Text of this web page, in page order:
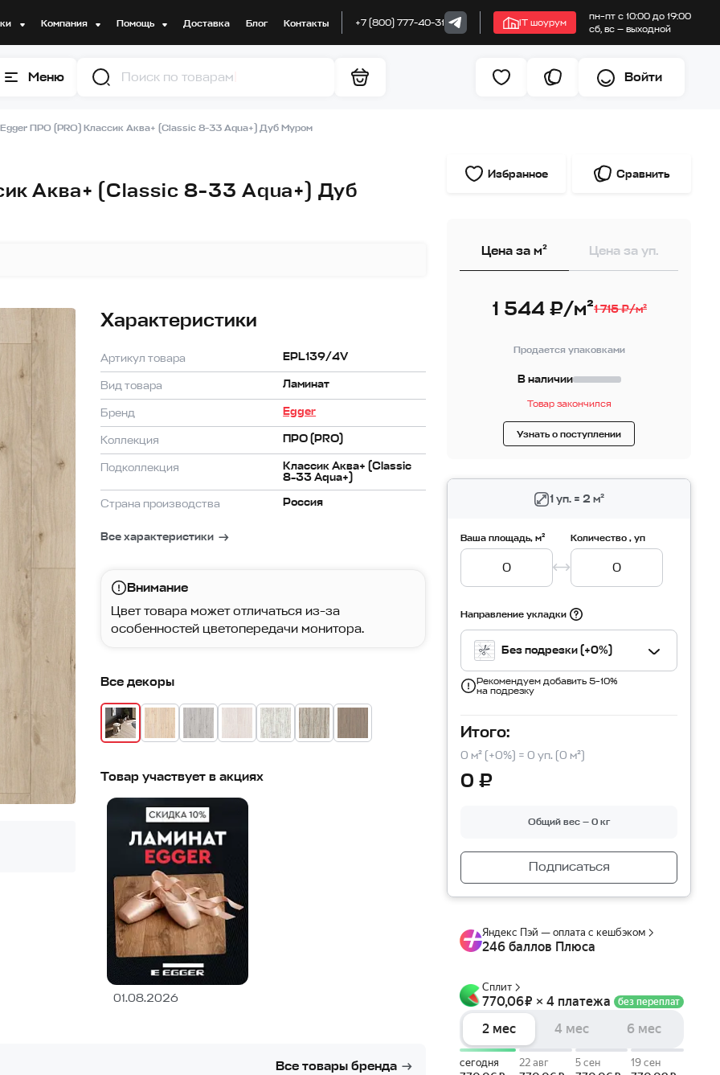
Компания Помощь Доставка Блог Контакты +7 (800) 777-40-31 IT шоурум
пн–пт с 10:00 до 19:00
сб, вс — выходной
Меню Поис Войти
ПРО (PRO) Классик Аква+ (Classic 8-33 Aqua+) Дуб Муром
Аква+ (Classic 8-33 Aqua+) Дуб
Характеристики
Артикул товара EPL139/4V
Вид товара Ламинат
Бренд Egger
Коллекция ПРО (PRO)
Подколлекция
Классик Аква+ (Classic
8-33 Aqua+)
Страна производства
Россия
Все характеристики
Внимание
Цвет товара может отличаться из-за
особенностей цветопередачи монитора.
Все декоры
Товар участвует в акциях
01.08.2026
Все товары бренда
Избранное Сравнить
Цена за м² Цена за уп.
1 544 ₽/м²1 715 ₽/м²
Продается упаковками
В наличии
Товар закончился
Узнать о поступлении
1 уп. = 2 м²
Ваша площадь, м² Количество , уп
Направление укладки
Без подрезки (+0%)
Рекомендуем добавить 5–10%
на подрезку
Итого:
0 м² (+0%) = 0 уп. (0 м²)
0 ₽
Общий вес — 0 кг
Подписаться